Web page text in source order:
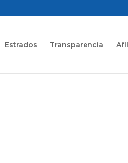
Estrados Transparencia